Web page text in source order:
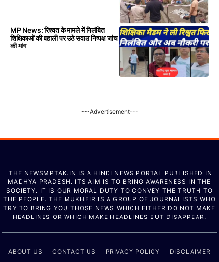
MP News: रिश्वत के मामले में निलंबित
शिक्षिकाओं की बहाली पर उठे सवाल निष्पक्ष जांच
की मांग
---Advertisement---
THE NEWSMPTAK.IN IS A HINDI NEWS PORTAL PUBLISHED IN
MADHYA PRADESH. ITS AIM IS TO BRING AWARENESS IN THE
SOCIETY. IT IS OUR MORAL DUTY TO CONVEY THE TRUTH TO
THE PEOPLE. THE MUKHBIR IS A GROUP OF JOURNALISTS WHO
TRY TO BRING YOU THOSE NEWS WHICH EITHER DO NOT MAKE
HEADLINES OR WHICH MAKE HEADLINES BUT DISAPPEAR.
ABOUT US CONTACT US PRIVACY POLICY
DISCLAIMER